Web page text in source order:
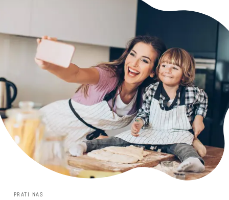
PRATI NAS